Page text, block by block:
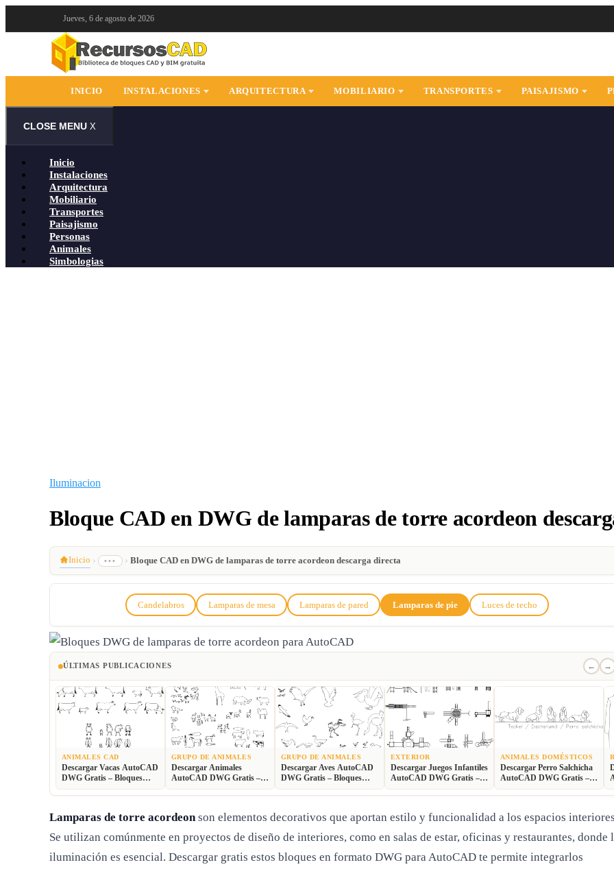
contenido
Jueves, 6 de agosto de 2026
INICIO INSTALACIONES ARQUITECTURA MOBILIARIO TRANSPORTES PAISAJISMO
CLOSE MENU X
Inicio
Instalaciones
Arquitectura
Mobiliario
Transportes
Paisajismo
Personas
Animales
Simbologias
Iluminacion
Bloque CAD en DWG de lamparas de torre acordeon
Inicio › ••• › Bloque CAD en DWG de lamparas de torre acordeon descarga directa
Candelabros Lamparas de mesa Lamparas de pared Lamparas de pie Luces de techo
ÚLTIMAS PUBLICACIONES ← →
ANIMALES CAD
Descargar Vacas AutoCAD
DWG Gratis – Bloques
Ganaderos 2D
GRUPO DE ANIMALES
Descargar Animales
AutoCAD DWG Gratis –
Fauna 2D CAD
GRUPO DE ANIMALES
Descargar Aves AutoCAD
DWG Gratis – Bloques
Animales 2D
EXTERIOR
Descargar Juegos Infantiles
AutoCAD DWG Gratis –
Parque 2D
ANIMALES DOMÉSTICOS
Descargar Perro Salchicha
AutoCAD DWG Gratis –
Bloque 2D
Lamparas de torre acordeon son elementos decorativos que aportan estilo y funcionalidad a los espacios
Se utilizan comúnmente en proyectos de diseño de interiores, como en salas de estar, oficinas y restaurantes, donde
iluminación es esencial. Descargar gratis estos bloques en formato DWG para AutoCAD te permite integrarlos